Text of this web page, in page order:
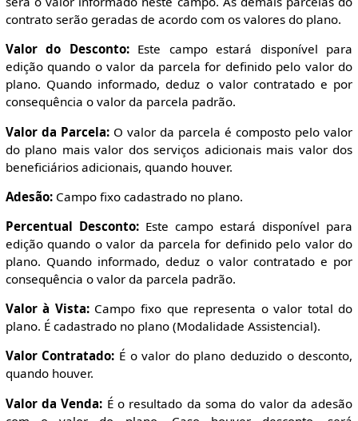
contrato serão geradas de acordo com os valores do plano.
Valor do Desconto:Este campo estará disponível para
edição quando o valor da parcela for definido pelo valor do
plano. Quando informado, deduz o valor contratado e por
consequência o valor da parcela padrão.
Valor da Parcela:O valor da parcela é composto pelo valor
do plano mais valor dos serviços adicionais mais valor dos
beneficiários adicionais, quando houver.
Adesão:Campo fixo cadastrado no plano.
Percentual Desconto:Este campo estará disponível para
edição quando o valor da parcela for definido pelo valor do
plano. Quando informado, deduz o valor contratado e por
consequência o valor da parcela padrão.
Valor à Vista:Campo fixo que representa o valor total do
plano. É cadastrado no plano (Modalidade Assistencial).
Valor Contratado: É o valor do plano deduzido o desconto,
quando houver.
Valor da Venda: É o resultado da soma do valor da adesão